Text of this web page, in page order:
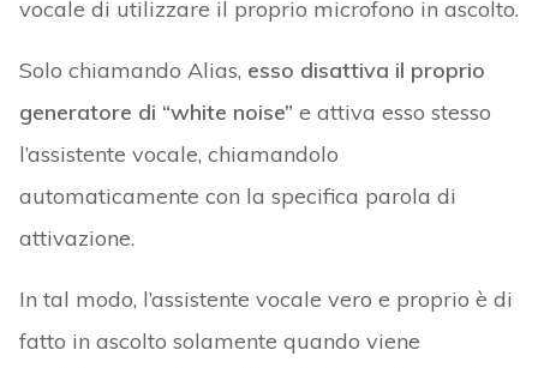
vocale di utilizzare il proprio microfono in ascolto.
Solo chiamando Alias, esso disattiva il proprio
generatore di “white noise” e attiva esso stesso
l’assistente vocale, chiamandolo
automaticamente con la specifica parola di
attivazione.
In tal modo, l’assistente vocale vero e proprio è di
fatto in ascolto solamente quando viene